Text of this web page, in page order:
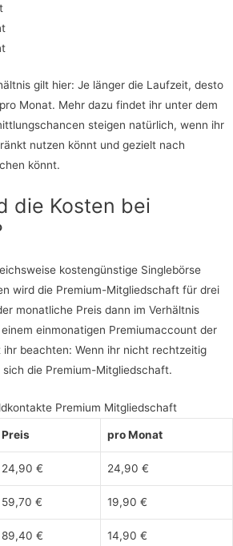
gilt hier: Je länger die Laufzeit, desto
Monat. Mehr dazu findet ihr unter dem
steigen natürlich, wenn ihr
nutzen könnt und gezielt nach
könnt.
die Kosten bei
kostengünstige Singlebörse
wird die Premium-Mitgliedschaft für drei
monatliche Preis dann im Verhältnis
einmonatigen Premiumaccount der
ihr beachten: Wenn ihr nicht rechtzeitig
die Premium-Mitgliedschaft.
Premium Mitgliedschaft
Preis pro Monat
24,90 € 24,90 €
59,70 € 19,90 €
89,40 € 14,90 €